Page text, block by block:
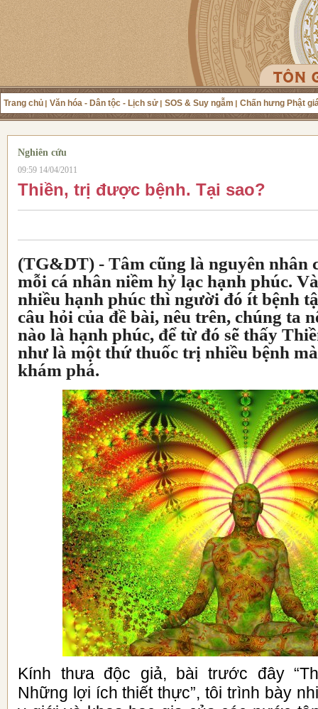
Trang chủ Văn hóa - Dân tộc - Lịch sử SOS & Suy ngẫm Chấn hưng Phật
Nghiên cứu
09:59 14/04/2011
Thiền, trị được bệnh. Tại sao?
(TG&DT) - Tâm cũng là nguyên nhân
mỗi cá nhân niềm hỷ lạc hạnh phúc.
nhiều hạnh phúc thì người đó ít bệnh
câu hỏi của đề bài, nêu trên, chúng ta
nào là hạnh phúc, để từ đó sẽ thấy
như là một thứ thuốc trị nhiều bệnh
khám phá.
Kính thưa độc giả, bài trước đây
Những lợi ích thiết thực”, tôi trình bày